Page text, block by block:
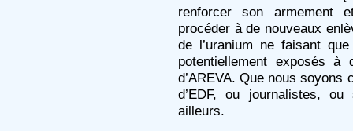
renforcer son armement
procéder à de nouveaux
de l’uranium ne faisant
potentiellement exposés
d’AREVA. Que nous soyons
d’EDF, ou journalistes,
ailleurs.